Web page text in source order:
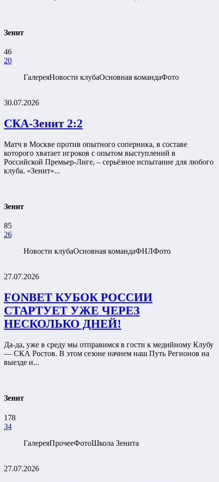
Зенит
46
20
ГалереяНовости клубаОсновная командаФото
30.07.2026
СКА-Зенит 2:2
Матч в Москве против опытного соперника, в составе
которого хватает игроков с опытом выступлений в
Российской Премьер-Лиге, – серьёзное испытание для любого
клуба. «Зенит»...
Зенит
85
26
Новости клубаОсновная командаФНЛФото
27.07.2026
FONBET КУБОК РОССИИ
СТАРТУЕТ УЖЕ ЧЕРЕЗ
НЕСКОЛЬКО ДНЕЙ!
Да-да, уже в среду мы отправимся в гости к медийному Клубу
— СКА Ростов. В этом сезоне начнем наш Путь Регионов на
выезде и...
Зенит
178
34
ГалереяПрочееФотоШкола Зенита
27.07.2026